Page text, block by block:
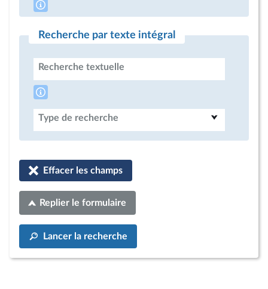
Recherche par texte intégral
Recherche textuelle
Type de recherche
Effacer les champs
Replier le formulaire
Lancer la recherche